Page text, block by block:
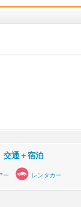
交通＋宿泊
ー レンタカー